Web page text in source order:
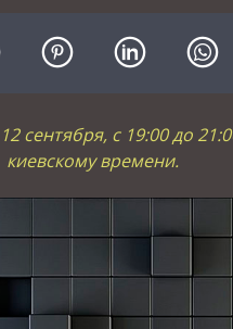
сентября, с 19:00 до
киевскому времени.